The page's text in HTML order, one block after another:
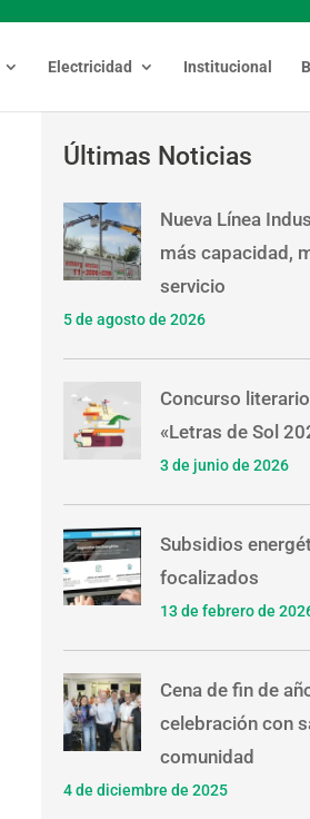
Electricidad Institucional
Últimas Noticias
Nueva Línea
más capacidad,
servicio
5 de agosto de 2026
Concurso literario
«Letras de Sol
3 de junio de 2026
Subsidios
focalizados
13 de febrero de
Cena de fin de
celebración con
comunidad
4 de diciembre de 2025